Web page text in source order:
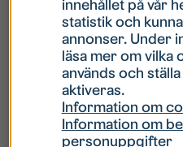
Hur gör jag om
Hur gör jag när
Vad innebär
innehållet på vår
statistik och
annonser. Under
läsa mer om vilka
används och
aktiveras.
Information om
Information om
personuppgifter